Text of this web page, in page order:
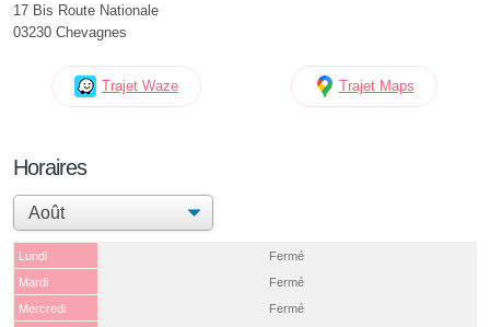
17 Bis Route Nationale
03230 Chevagnes
Trajet Waze Trajet Maps
Horaires
Lundi
Fermé
Mardi
Fermé
Mercredi
Fermé